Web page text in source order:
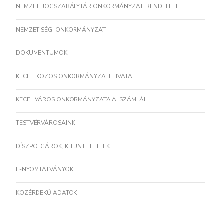
NEMZETI JOGSZABÁLYTÁR ÖNKORMÁNYZATI RENDELETEI
NEMZETISÉGI ÖNKORMÁNYZAT
DOKUMENTUMOK
KECELI KÖZÖS ÖNKORMÁNYZATI HIVATAL
KECEL VÁROS ÖNKORMÁNYZATA ALSZÁMLÁI
TESTVÉRVÁROSAINK
DÍSZPOLGÁROK, KITÜNTETETTEK
E-NYOMTATVÁNYOK
KÖZÉRDEKŰ ADATOK